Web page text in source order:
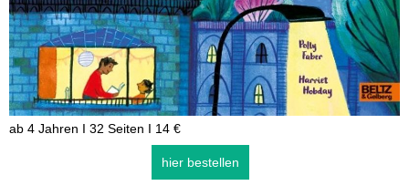
ab 4 Jahren I 32 Seiten I 14 €
hier bestellen